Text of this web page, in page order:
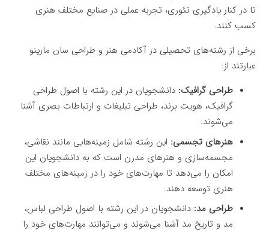
تا در کنار یادگیری تئوری، تجربه عملی در صنایع مختلف هنری
کسب کنند.
برخی از رشته‌های تحصیلی در آکادمی هنر و طراحی سان مارینو
عبارتند از:
طراحی گرافیک: دانشجویان در این رشته با اصول طراحی
گرافیک، هویت برند، طراحی تبلیغات و ارتباطات بصری آشنا
می‌شوند.
هنرهای تجسمی: این رشته شامل زمینه‌هایی مانند نقاشی،
مجسمه‌سازی و هنرهای مدرن است که به دانشجویان این
امکان را می‌دهد تا مهارت‌های خود را در زمینه‌های مختلف
هنری توسعه دهند.
طراحی مد: دانشجویان در این رشته با اصول طراحی لباس،
مد و تاریخ مد آشنا می‌شوند و می‌توانند مهارت‌های خود را